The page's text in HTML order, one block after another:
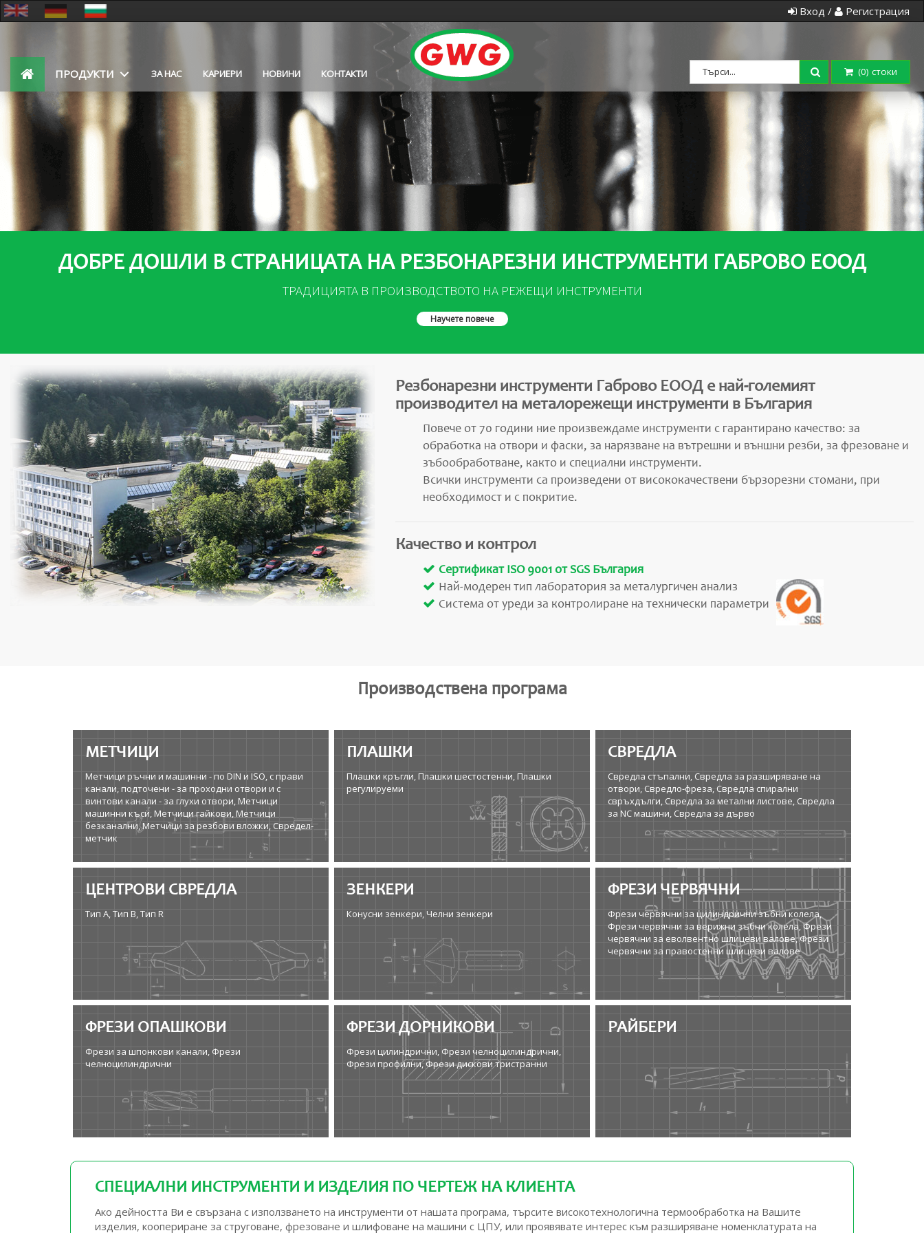
Вход / Регистрация
(0) стоки
ПРОДУКТИ ЗА НАС КАРИЕРИ НОВИНИ КОНТАКТИ
ДОБРЕ ДОШЛИ В СТРАНИЦАТА НА РЕЗБОНАРЕЗНИ ИНСТРУМЕНТИ ГАБРОВО ЕООД
ТРАДИЦИЯТА В ПРОИЗВОДСТВОТО НА РЕЖЕЩИ ИНСТРУМЕНТИ
Научете повече
Резбонарезни инструменти Габрово ЕООД е най-големият
производител на металорежещи инструменти в България
Повече от 70 години ние произвеждаме инструменти с гарантирано качество: за
обработка на отвори и фаски, за нарязване на вътрешни и външни резби, за фрезоване и
зъбообработване, както и специални инструменти.
Всички инструменти са произведени от висококачествени бързорезни стомани, при
необходимост и с покритие.
Качество и контрол
Сертификат ISO 9001 от SGS България
Най-модерен тип лаборатория за металургичен анализ
Система от уреди за контролиране на технически параметри
Производствена програма
МЕТЧИЦИ
Метчици ръчни и машинни - по DIN и ISO, с прави
канали, подточени - за проходни отвори и с
винтови канали - за глухи отвори, Метчици
машинни къси, Метчици гайкови, Метчици
безканални, Метчици за резбови вложки, Свредел-
метчик
ПЛАШКИ
Плашки кръгли, Плашки шестостенни, Плашки
регулируеми
СВРЕДЛА
Свредла стъпални, Свредла за разширяване на
отвори, Свредло-фреза, Свредла спирални
свръхдълги, Свредла за метални листове, Свредла
за NC машини, Свредла за дърво
ЦЕНТРОВИ СВРЕДЛА
Тип A, Тип B, Тип R
ЗЕНКЕРИ
Конусни зенкери, Челни зенкери
ФРЕЗИ ЧЕРВЯЧНИ
Фрези червячни за цилиндрични зъбни колела,
Фрези червячни за верижни зъбни колела, Фрези
червячни за еволвентно шлицеви валове, Фрези
червячни за правостенни шлицеви валове
ФРЕЗИ ОПАШКОВИ
Фрези за шпонкови канали, Фрези
челноцилиндрични
ФРЕЗИ ДОРНИКОВИ
Фрези цилиндрични, Фрези челноцилиндрични,
Фрези профилни, Фрези дискови тристранни
РАЙБЕРИ
СПЕЦИАЛНИ ИНСТРУМЕНТИ И ИЗДЕЛИЯ ПО ЧЕРТЕЖ НА КЛИЕНТА
Ако дейността Ви е свързана с използването на инструменти от нашата програма, търсите високотехнологична термообработка на Вашите
изделия, коопериране за струговане, фрезоване и шлифоване на машини с ЦПУ, или проявявате интерес към разширяване номенклатурата на